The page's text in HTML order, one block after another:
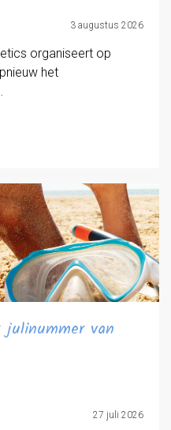
3 augustus 2026
organiseert op
het
van
27 juli 2026